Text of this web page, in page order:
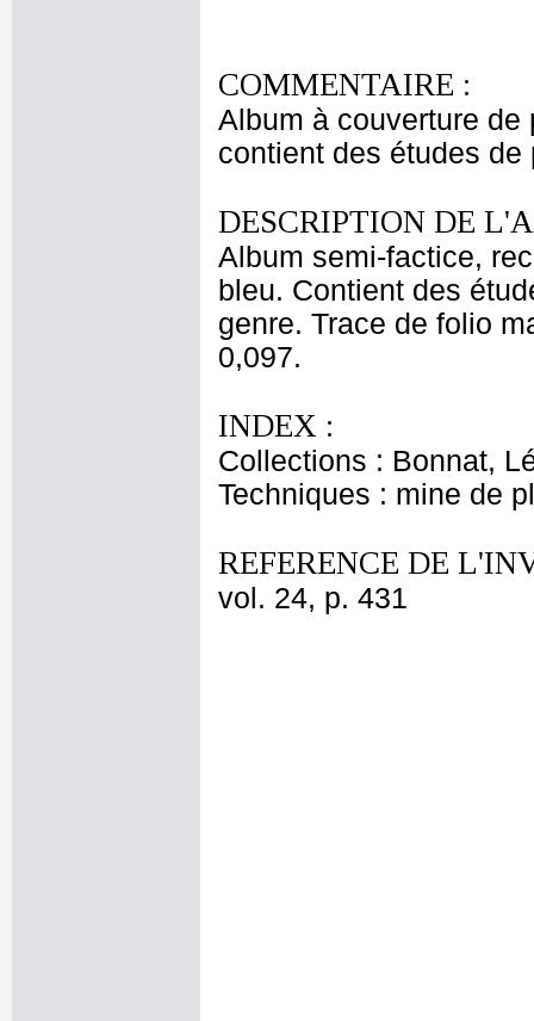
COMMENTAIRE :
Album à couverture
contient des études
DESCRIPTION DE
Album semi-factice,
bleu. Contient des
genre. Trace de folio
0,097.
INDEX :
Collections : Bonnat,
Techniques : mine de
REFERENCE DE
vol. 24, p. 431